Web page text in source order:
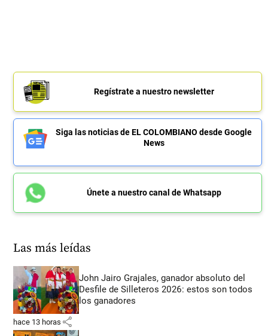
Regístrate a nuestro newsletter
Siga las noticias de EL COLOMBIANO desde Google
News
Únete a nuestro canal de Whatsapp
Las más leídas
John Jairo Grajales, ganador absoluto del
Desfile de Silleteros 2026: estos son todos
los ganadores
hace 13 horas share